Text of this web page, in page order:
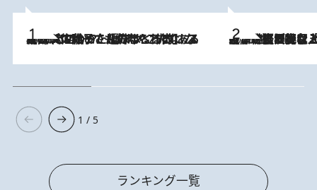
2026.8.5
【阿川佐和子さんの年とる力】なぜ70代で始めた趣味は“こんなに楽しい”のか？ ピアノ、俳句…スランプに陥っても続けられる“ある秘訣”とは 2026.8.5
【なぜ吉沢亮は「気配を消せる」のか？】興行収入208億の『国宝』を経て挑むミュージカル『ディア・エヴァン・ハンセン』。トップ俳優が舞台上でさらけ出した“孤独”とは
1 / 5
ランキング一覧